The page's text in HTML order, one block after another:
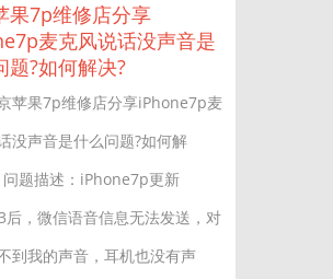
果7p维修店分享
麦克风说话没声音是
题?如何解决?
果7p维修店分享iPhone7p麦
没声音是什么问题?如何解
描述：iPhone7p更新
后，微信语音信息无法发送，对
到我的声音，耳机也没有声